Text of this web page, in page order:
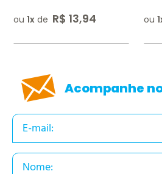
ou 1 de R$ 13,94 ou 1
Acompanhe